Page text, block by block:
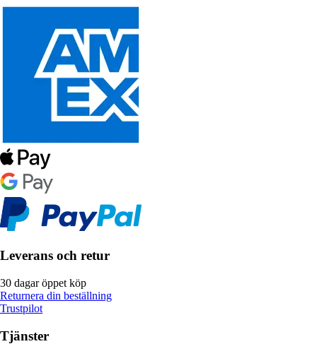
Leverans och retur
30 dagar öppet köp
Returnera din beställning
Trustpilot
Tjänster